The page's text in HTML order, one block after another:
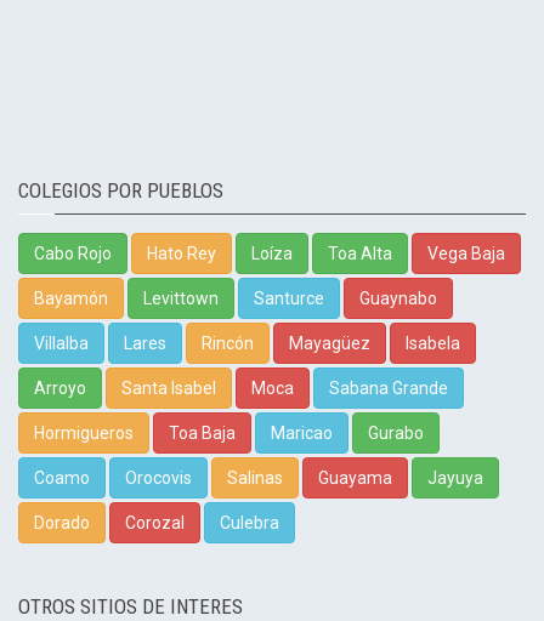
COLEGIOS POR PUEBLOS
Cabo Rojo Hato Rey Loíza Toa Alta Vega Baja
Bayamón Levittown Santurce Guaynabo
Villalba Lares Rincón Mayagüez Isabela
Arroyo Santa Isabel Moca Sabana Grande
Hormigueros Toa Baja Maricao Gurabo
Coamo Orocovis Salinas Guayama Jayuya
Dorado Corozal Culebra
OTROS SITIOS DE INTERES